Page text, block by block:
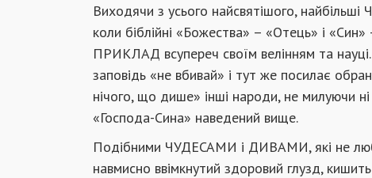
Виходячи з усього найсвятішого,
коли біблійні «Божества» – «Отець» і
ПРИКЛАД всупереч своїм велінням та
заповідь «не вбивай» і тут же посилає
нічого, що дише» інші народи, не милуючи
«Господа-Сина» наведений вище.
Подібними ЧУДЕСАМИ і ДИВАМИ, які не
навмисно ввімкнутий здоровий глузд,